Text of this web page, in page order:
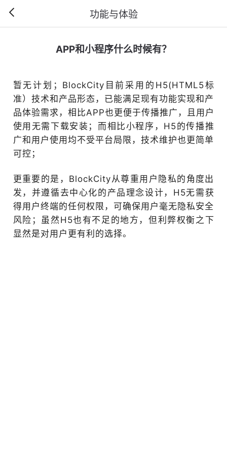
功能与体验
APP和小程序什么时候有？
暂无计划；BlockCity目前采用的H5(HTML5标
准）技术和产品形态，已能满足现有功能实现和产
品体验需求，相比APP也更便于传播推广，且用户
使用无需下载安装；而相比小程序，H5的传播推
广和用户使用均不受平台局限，技术维护也更简单
可控；
更重要的是，BlockCity从尊重用户隐私的角度出
发，并遵循去中心化的产品理念设计，H5无需获
得用户终端的任何权限，可确保用户毫无隐私安全
风险；虽然H5也有不足的地方，但利弊权衡之下
显然是对用户更有利的选择。